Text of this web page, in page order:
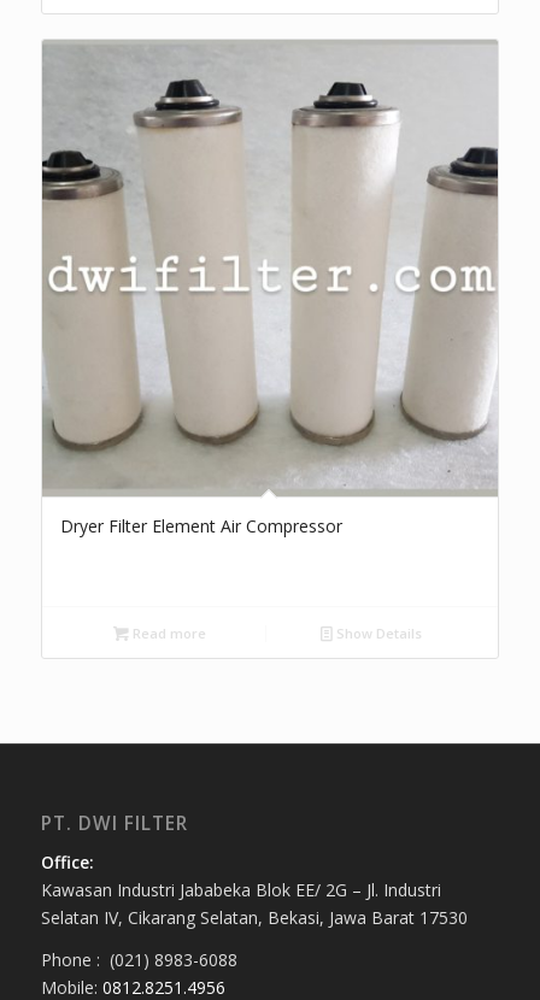
Dryer Filter Element Air Compressor
Read more Show Details
PT. DWI FILTER
Office:
Kawasan Industri Jababeka Blok EE/ 2G – Jl. Industri
Selatan IV, Cikarang Selatan, Bekasi, Jawa Barat 17530
Phone : (021) 8983-6088
Mobile: 0812.8251.4956